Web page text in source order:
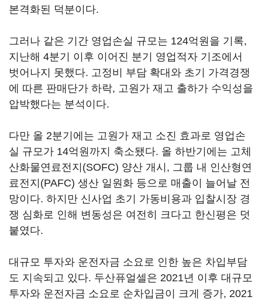
본격화된 덕분이다.
그러나 같은 기간 영업손실 규모는 124억원을 기록,
지난해 4분기 이후 이어진 분기 영업적자 기조에서
벗어나지 못했다. 고정비 부담 확대와 초기 가격경쟁
에 따른 판매단가 하락, 고원가 재고 출하가 수익성을
압박했다는 분석이다.
다만 올 2분기에는 고원가 재고 소진 효과로 영업손
실 규모가 14억원까지 축소됐다. 올 하반기에는 고체
산화물연료전지(SOFC) 양산 개시, 그룹 내 인산형연
료전지(PAFC) 생산 일원화 등으로 매출이 늘어날 전
망이다. 하지만 신사업 초기 가동비용과 입찰시장 경
쟁 심화로 인해 변동성은 여전히 크다고 한신평은 덧
붙였다.
대규모 투자와 운전자금 소요로 인한 높은 차입부담
도 지속되고 있다. 두산퓨얼셀은 2021년 이후 대규모
투자와 운전자금 소요로 순차입금이 크게 증가, 2021